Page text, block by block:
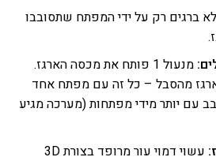
ברגים רק על ידי המפתח שתסובבו
מנעול 1 פותח את מכסה הארגז.
את הארגז מהסבל – כל זה עם מפתח אחד
עם יותר מידי מפתחות (מערכה מגיע
עשוי דמוי עור מרופד בצורת 3D